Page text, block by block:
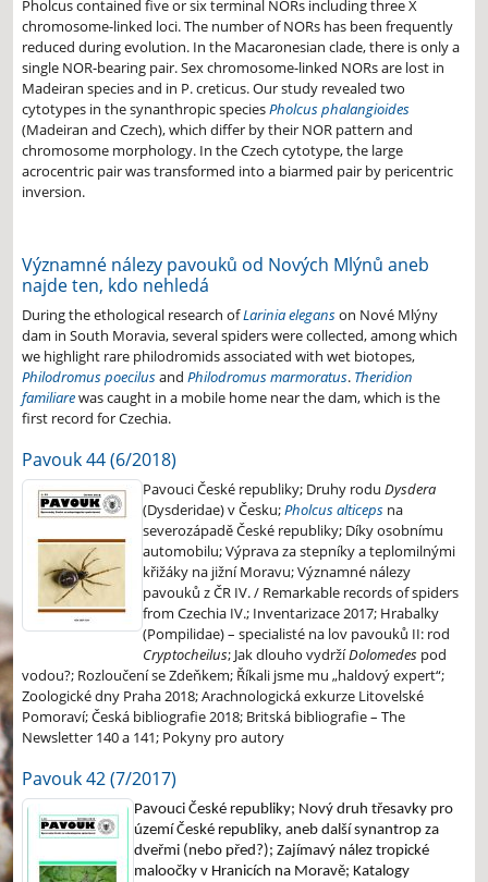
Pholcus contained five or six terminal NORs including three X
chromosome-linked loci. The number of NORs has been frequently
reduced during evolution. In the Macaronesian clade, there is only a
single NOR-bearing pair. Sex chromosome-linked NORs are lost in
Madeiran species and in P. creticus. Our study revealed two
cytotypes in the synanthropic speciesPholcus phalangioides
(Madeiran and Czech), which differ by their NOR pattern and
chromosome morphology. In the Czech cytotype, the large
acrocentric pair was transformed into a biarmed pair by pericentric
inversion.
Významné nálezy pavouků od Nových Mlýnů aneb
najde ten, kdo nehledá
During the ethological research ofLarinia eleganson Nové Mlýny
dam in South Moravia, several spiders were collected, among which
we highlight rare philodromids associated with wet biotopes,
Philodromus poecilusand Philodromus marmoratus. Theridion
familiarewas caught in a mobile home near the dam, which is the
first record for Czechia.
Pavouk 44 (6/2018)
Pavouci České republiky; Druhy rodu Dysdera
(Dysderidae) v Česku;Pholcus alticeps na
severozápadě České republiky; Díky osobnímu
automobilu; Výprava za stepníky a teplomilnými
křižáky na jižní Moravu; Významné nálezy
pavouků z ČR IV. / Remarkable records of spiders
from Czechia IV.; Inventarizace 2017; Hrabalky
(Pompilidae) – specialisté na lov pavouků II: rod
Cryptocheilus; Jak dlouho vydržíDolomedes pod
vodou?; Rozloučení se Zdeňkem; Říkali jsme mu „haldový expert“;
Zoologické dny Praha 2018; Arachnologická exkurze Litovelské
Pomoraví; Česká bibliografie 2018; Britská bibliografie – The
Newsletter 140 a 141; Pokyny pro autory
Pavouk 42 (7/2017)
Pavouci České republiky; Nový druh třesavky pro
území České republiky, aneb další synantrop za
dveřmi (nebo před?); Zajímavý nález tropické
maloočky v Hranicích na Moravě; Katalogy